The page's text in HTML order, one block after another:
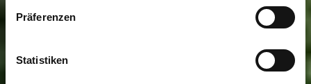
Informationen über Ihre geografische Lage
können
Präferenzen
Statistiken